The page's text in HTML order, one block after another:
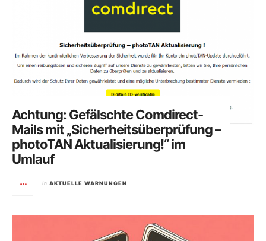
Achtung: Gefälschte Comdirect-
Mails mit „Sicherheitsüberprüfung –
photoTAN Aktualisierung!“ im
Umlauf
in AKTUELLE WARNUNGEN